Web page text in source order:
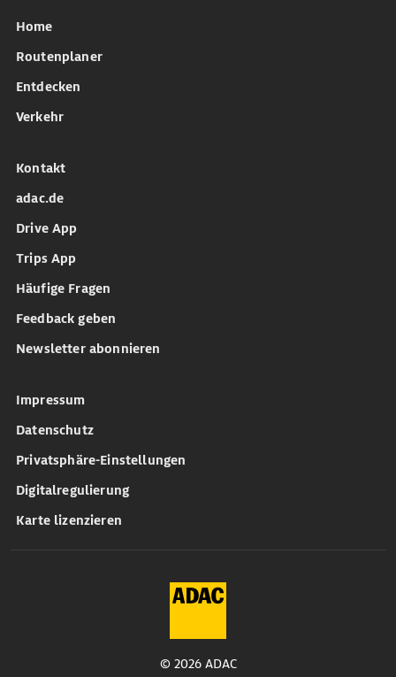
Home
Routenplaner
Entdecken
Verkehr
Kontakt
adac.de
Drive App
Trips App
Häufige Fragen
Feedback geben
Newsletter abonnieren
Impressum
Datenschutz
Privatsphäre-Einstellungen
Digitalregulierung
Karte lizenzieren
© 2026 ADAC